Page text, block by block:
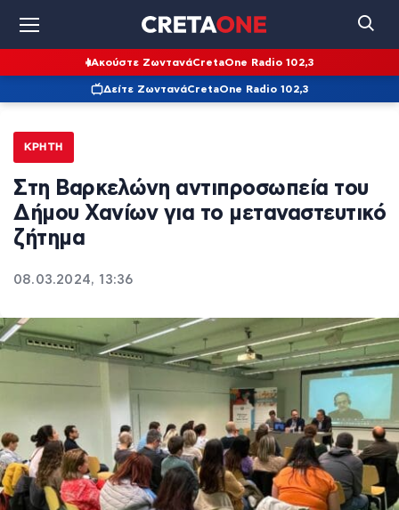
Ακούστε ΖωντανάCretaOne Radio 102,3
Δείτε ΖωντανάCretaOne Radio 102,3
ΚΡΉΤΗ
Στη Βαρκελώνη αντιπροσωπεία του
Δήμου Χανίων για το μεταναστευτικό
ζήτημα
08.03.2024, 13:36